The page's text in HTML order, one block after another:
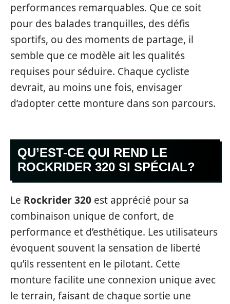
performances remarquables. Que ce soit
pour des balades tranquilles, des défis
sportifs, ou des moments de partage, il
semble que ce modèle ait les qualités
requises pour séduire. Chaque cycliste
devrait, au moins une fois, envisager
d’adopter cette monture dans son parcours.
QU’EST-CE QUI REND LE
ROCKRIDER 320 SI SPÉCIAL?
Le Rockrider 320 est apprécié pour sa
combinaison unique de confort, de
performance et d’esthétique. Les utilisateurs
évoquent souvent la sensation de liberté
qu’ils ressentent en le pilotant. Cette
monture facilite une connexion unique avec
le terrain, faisant de chaque sortie une